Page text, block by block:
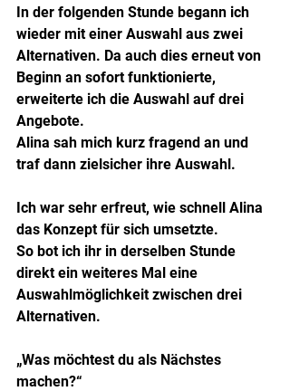
In der folgenden Stunde begann ich
wieder mit einer Auswahl aus zwei
Alternativen. Da auch dies erneut von
Beginn an sofort funktionierte,
erweiterte ich die Auswahl auf drei
Angebote.
Alina sah mich kurz fragend an und
traf dann zielsicher ihre Auswahl.
Ich war sehr erfreut, wie schnell Alina
das Konzept für sich umsetzte.
So bot ich ihr in derselben Stunde
direkt ein weiteres Mal eine
Auswahlmöglichkeit zwischen drei
Alternativen.
„Was möchtest du als Nächstes
machen?“